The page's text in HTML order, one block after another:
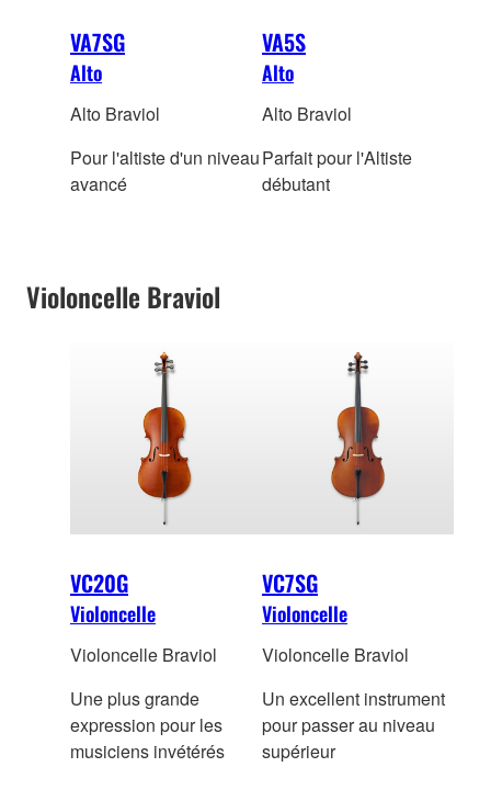
VA7SG
Alto
Alto Braviol
Pour l'altiste d'un niveau
avancé
VA5S
Alto
Alto Braviol
Parfait pour l'Altiste
débutant
Violoncelle Braviol
VC20G
Violoncelle
Violoncelle Braviol
Une plus grande
expression pour les
musiciens invétérés
VC7SG
Violoncelle
Violoncelle Braviol
Un excellent instrument
pour passer au niveau
supérieur